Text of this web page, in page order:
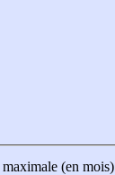
(en mois)